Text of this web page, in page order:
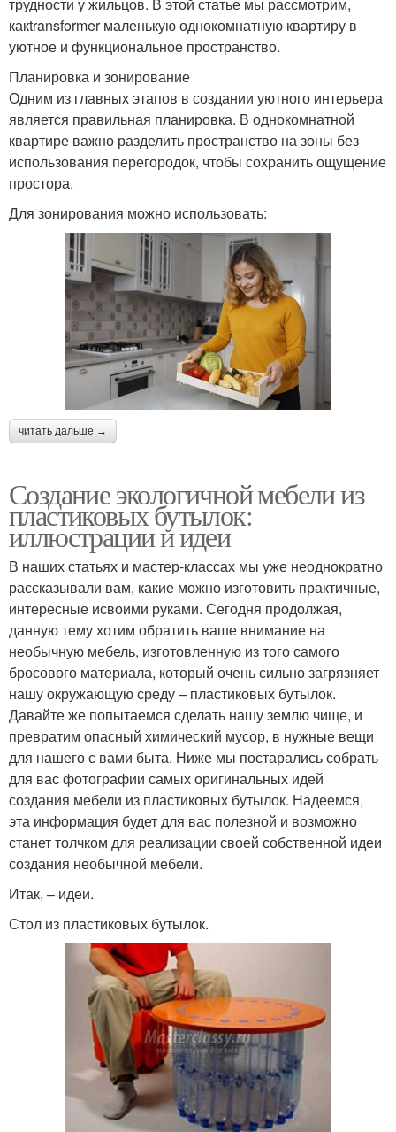
какtransformer маленькую однокомнатную квартиру в
уютное и функциональное пространство.
Планировка и зонирование
Одним из главных этапов в создании уютного интерьера
является правильная планировка. В однокомнатной
квартире важно разделить пространство на зоны без
использования перегородок, чтобы сохранить ощущение
простора.
Для зонирования можно использовать:
читать дальше →
Создание экологичной мебели из
пластиковых бутылок:
иллюстрации и идеи
В наших статьях и мастер-классах мы уже неоднократно
рассказывали вам, какие можно изготовить практичные,
интересные исвоими руками. Сегодня продолжая,
данную тему хотим обратить ваше внимание на
необычную мебель, изготовленную из того самого
бросового материала, который очень сильно загрязняет
нашу окружающую среду – пластиковых бутылок.
Давайте же попытаемся сделать нашу землю чище, и
превратим опасный химический мусор, в нужные вещи
для нашего с вами быта. Ниже мы постарались собрать
для вас фотографии самых оригинальных идей
создания мебели из пластиковых бутылок. Надеемся,
эта информация будет для вас полезной и возможно
станет толчком для реализации своей собственной идеи
создания необычной мебели.
Итак, – идеи.
Стол из пластиковых бутылок.